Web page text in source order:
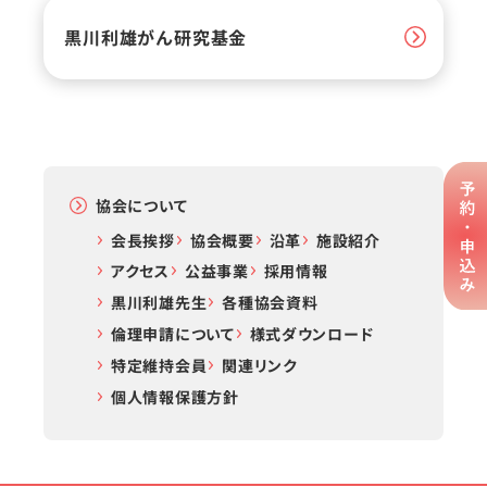
黒川利雄がん研究基金
協会について
会長挨拶
協会概要 沿革
施設紹介
アクセス
公益事業
採用情報
黒川利雄先生
各種協会資料
倫理申請について
様式ダウンロード
特定維持会員
関連リンク
個人情報保護方針